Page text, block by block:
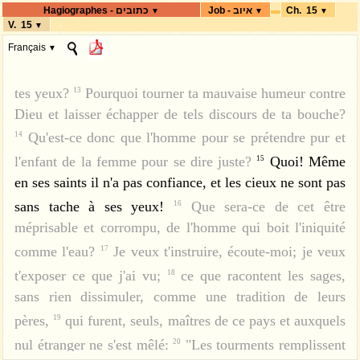
▼ ▼ Ch. 15 ▼
V. 15 ▼
Français ▼
que ton père.
Dieu et la parole qui t'a été dite en douceur?
tes yeux?
13 Pourquoi tourner ta mauvaise humeur contre
Dieu et laisser échapper de tels discours de ta bouche?
14
Qu'est-ce donc que l'homme pour se prétendre pur et
l'enfant de la femme pour se dire juste?
15
Quoi! Même
en ses saints il n'a pas confiance, et les cieux ne sont pas
sans tache à ses yeux!
16
Que sera-ce de cet être
méprisable et corrompu, de l'homme qui boit l'iniquité
comme l'eau?
17
Je veux t'instruire, écoute-moi; je veux
t'exposer ce que j'ai vu;
18
ce que racontent les sages,
sans rien dissimuler, comme une tradition de leurs
pères,
19
qui furent, seuls, maîtres de ce pays et auxquels
nul étranger ne s'est mêlé:
20
"Les tourments remplissent
יַעֲנֶה דַעַת-רוּחַ; וִימַלֵּא קָדִים בִּטְנוֹ.
ג
הוֹכֵחַ
בְּדָבָר, לֹא-יִסְכּוֹן; וּמִלִּים, לֹא-יוֹעִיל בָּם.
אַף-אַתָּה, תָּפֵר יִרְאָה; וְתִגְרַע שִׂיחָה,
לִפְנֵי-אֵל.
ה
כִּי יְאַלֵּף עֲו‍ֹנְךָ פִיךָ; וְתִבְחַר,
לְשׁוֹן עֲרוּמִים.
ו
יַרְשִׁיעֲךָ פִיךָ וְלֹא-אָנִי;
וּשְׂפָתֶיךָ, יַעֲנוּ-בָךְ.
הֲרִאישׁוֹן אָדָם, תִּוָּלֵד;
וְלִפְנֵי גְבָעוֹת חוֹלָלְתָּ.
הַבְסוֹד אֱלוֹהַּ
תִּשְׁמָע; וְתִגְרַע אֵלֶיךָ חָכְמָה.
ט
מַה-יָּדַעְתָּ,
וְלֹא נֵדָע; תָּבִין, וְלֹא-עִמָּנוּ הוּא.
י
גַּם-שָׂב
גַּם-יָשִׁישׁ בָּנוּ-- כַּבִּיר מֵאָבִיךָ יָמִים.